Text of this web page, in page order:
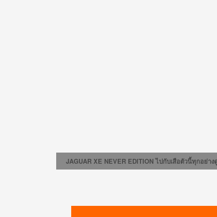
JAGUAR XE NEVER EDITION ไปกับเสือตัวนี้ทุกอย่า